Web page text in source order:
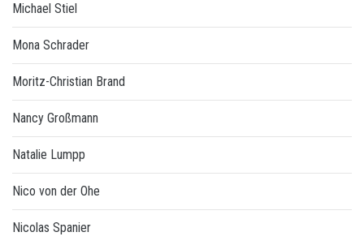
Michael Stiel
Mona Schrader
Moritz-Christian Brand
Nancy Großmann
Natalie Lumpp
Nico von der Ohe
Nicolas Spanier